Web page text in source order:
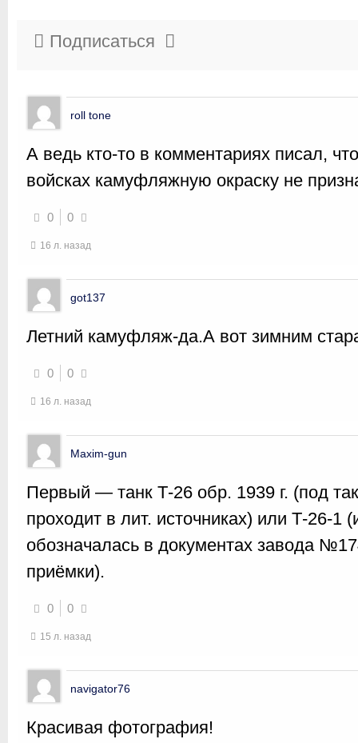
Подписаться
roll tone
А ведь кто-то в комментариях писал,
войсках камуфляжную окраску не
0 0
16 л. назад
got137
Летний камуфляж-да.А вот зимним
0 0
16 л. назад
Maxim-gun
Первый — танк Т-26 обр. 1939 г. (под
проходит в лит. источниках) или Т-26-1
обозначалась в документах завода
приёмки).
0 0
15 л. назад
navigator76
Красивая фотография!